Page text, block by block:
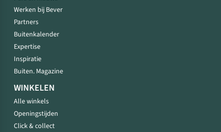
Werken bij Bever
Partners
Buitenkalender
Expertise
Inspiratie
Buiten. Magazine
WINKELEN
Alle winkels
Openingstijden
Click & collect